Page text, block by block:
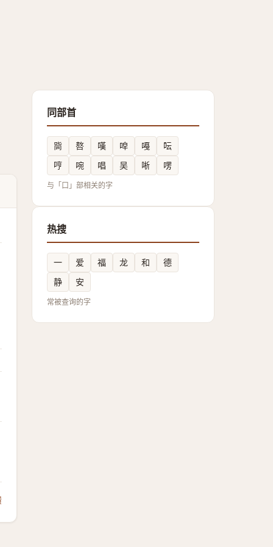
同部首
㖰 嗸 嘆 唕 嘠
呍
哼
啘 唱 吴 唽 㗄
与「口」部相关的字
热搜
一 爱 福 龙 和
德
静
安
常被查询的字